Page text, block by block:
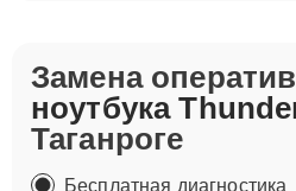
Замена
ноутбука
Таганроге
Бесплатная диагностика